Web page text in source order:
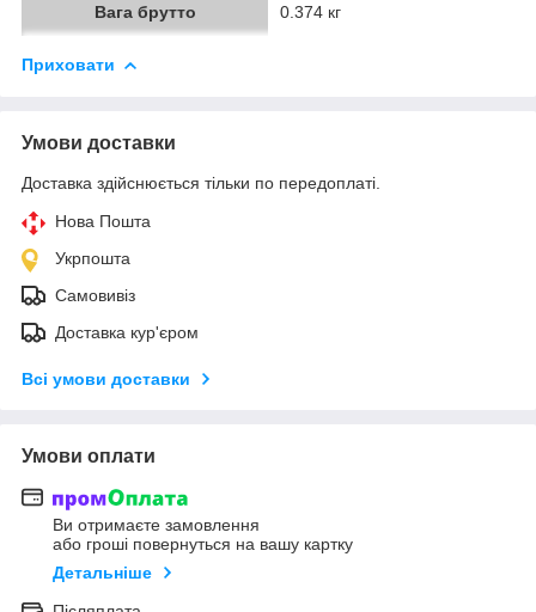
Вага брутто 0.374 кг
Приховати
Умови доставки
Доставка здійснюється тільки по передоплаті.
Нова Пошта
Укрпошта
Самовивіз
Доставка кур'єром
Всі умови доставки
Умови оплати
Ви отримаєте замовлення
або гроші повернуться на вашу картку
Детальніше